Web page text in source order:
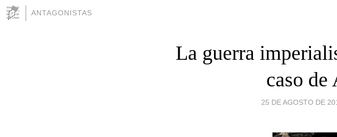
ANTAGONISTAS
La guerra
caso de
25 DE AGOSTO DE